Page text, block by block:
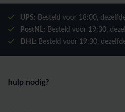
UPS: Besteld voor 18:00,
PostNL: Besteld voor 19:30,
DHL: Besteld voor 19:30,
hulp nodig?